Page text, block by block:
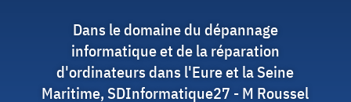
Dans le domaine du dépannage
informatique et de la réparation
d'ordinateurs dans l'Eure et la Seine
Maritime, SDInformatique27 - M Roussel